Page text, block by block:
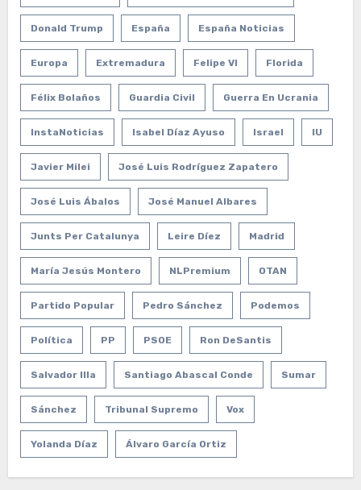
Donald Trump España España Noticias
Europa Extremadura Felipe VI Florida
Félix Bolaños Guardia Civil Guerra En Ucrania
InstaNoticias Isabel Díaz Ayuso Israel IU
Javier Milei José Luis Rodríguez Zapatero
José Luis Ábalos José Manuel Albares
Junts Per Catalunya Leire Díez Madrid
María Jesús Montero NLPremium OTAN
Partido Popular Pedro Sánchez Podemos
Política PP PSOE Ron DeSantis
Salvador Illa Santiago Abascal Conde Sumar
Sánchez Tribunal Supremo Vox
Yolanda Díaz Álvaro García Ortiz